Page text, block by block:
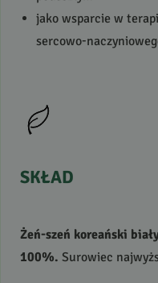
jako wsparcie w
sercowo-
SKŁAD
Żeń-szeń koreański
100%. Surowiec